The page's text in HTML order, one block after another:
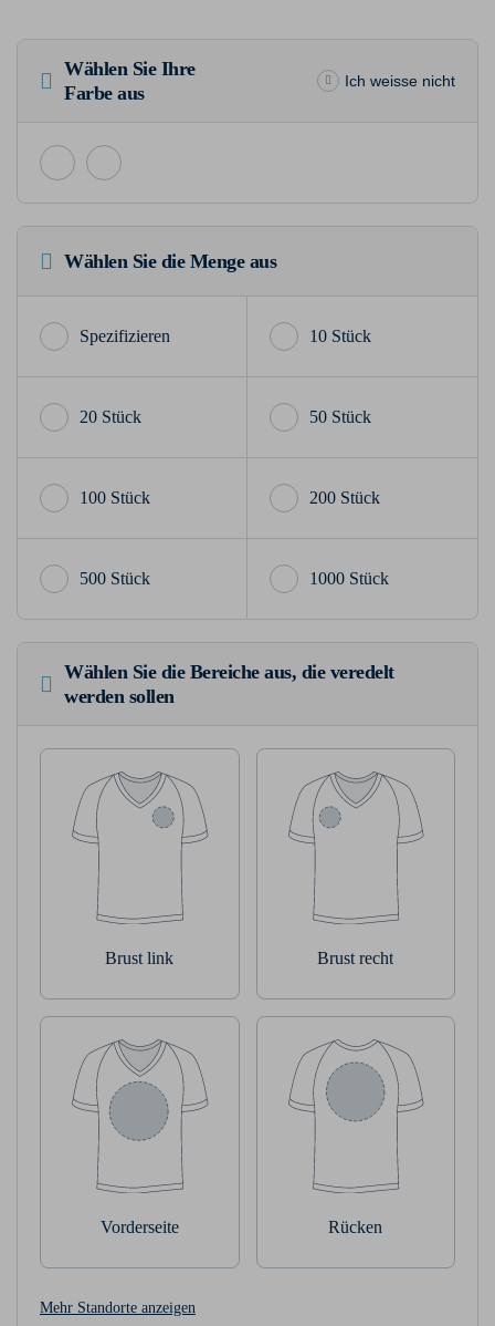
Wählen Sie Ihre
Farbe aus
Ich weisse nicht
Wählen Sie die Menge aus
10 Stück
20 Stück 50 Stück
100 Stück 200 Stück
500 Stück 1000 Stück
Wählen Sie die Bereiche aus, die veredelt
werden sollen
Brust link Brust recht
Vorderseite Rücken
Mehr Standorte anzeigen